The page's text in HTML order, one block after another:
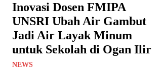
Inovasi Dosen FMIPA
UNSRI Ubah Air Gambut
Jadi Air Layak Minum
untuk Sekolah di Ogan Ilir
NEWS